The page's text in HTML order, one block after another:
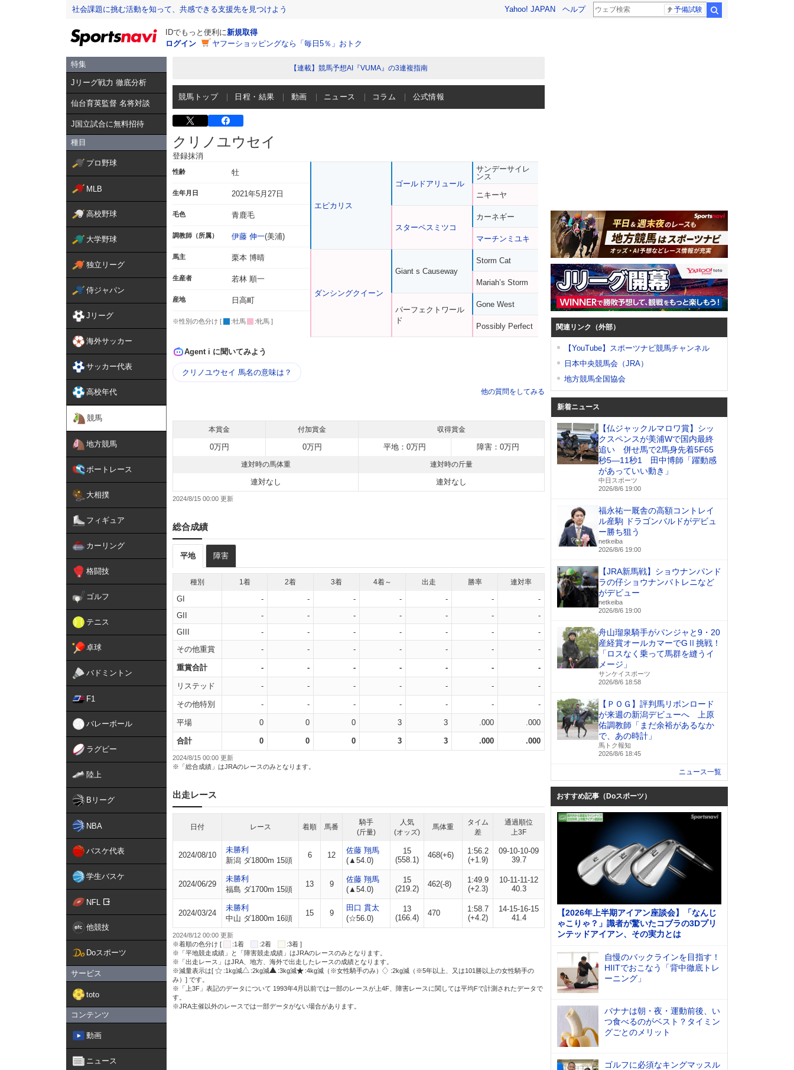
社会課題に挑む活動を知って、共感できる支援先を見つけよう Yahoo! JAPAN ヘルプ 予備試験
IDでもっと便利に新規取得
ログイン
ヤフーショッピングなら「毎日5％」おトク
特集
Jリーグ戦力 徹底分析
仙台育英監督 名将対談
J国立試合に無料招待
種目
プロ野球
MLB
高校野球
大学野球
独立リーグ
侍ジャパン
Jリーグ
海外サッカー
サッカー代表
高校年代
競馬
地方競馬
ボートレース
大相撲
フィギュア
カーリング
格闘技
ゴルフ
テニス
卓球
バドミントン
F1
バレーボール
ラグビー
陸上
Bリーグ
NBA
バスケ代表
学生バスケ
NFL
他競技
Doスポーツ
サービス
toto
コンテンツ
動画
ニュース
【連載】競馬予想AI『VUMA』の3連複指南
競馬トップ 日程・結果 動画 ニュース コラム 公式情報
クリノユウセイ
登録抹消
性齢 牡
生年月日 2021年5月27日
毛色 青鹿毛
調教師（所属） 伊藤 伸一(美浦)
馬主 栗本 博晴
生産者 若林 順一
産地 日高町
※性別の色分け [ :牡馬 :牝馬 ]
エピカリス
ダンシングクイーン
ゴールドアリュール
スターペスミツコ
Giant s Causeway
パーフェクトワール
ド
サンデーサイレ
ンス
ニキーヤ
カーネギー
マーチンミユキ
Storm Cat
Mariah’s Storm
Gone West
Possibly Perfect
Agent i に聞いてみよう
クリノユウセイ 馬名の意味は？
他の質問をしてみる
本賞金 付加賞金 収得賞金
0万円 0万円 平地：0万円 障害：0万円
連対時の馬体重 連対時の斤量
連対なし 連対なし
2024/8/15 00:00
総合成績
平地 障害
種別 1着 2着 3着 4着～ 出走 勝率 連対率
GI - - - - - -
-
GII
- - - - - -
-
GIII
- - - - - -
-
その他重賞
- - - - - - -
重賞合計 - - - - - - -
リステッド - - - - - - -
その他特別 - - - - - - -
平場 0 0 0 3 3 .000 .000
合計 0 0 0 3 3 .000 .000
2024/8/15 00:00 更新
※「総合成績」はJRAのレースのみとなります。
出走レース
日付 レース 着順 馬番
騎手
(斤量)
人気
(オッズ)
馬体重
タイム
差
通過順位
上3F
2024/08/10
未勝利
新潟 ダ1800m 15頭
6 12
佐藤 翔馬
(▲54.0)
15
(558.1)
468(+6)
1:56.2
(+1.9)
09-10-10-09
39.7
2024/06/29
未勝利
福島 ダ1700m 15頭
13 9
佐藤 翔馬
(▲54.0)
15
(219.2)
462(-8)
1:49.9
(+2.3)
10-11-11-12
40.3
2024/03/24
未勝利
中山 ダ1800m 16頭
15 9
田口 貫太
(☆56.0)
13
(166.4)
470
1:58.7
(+4.2)
14-15-16-15
41.4
2024/8/12 00:00 更新
※着順の色分け [
:1着 :2着
:3着 ]
※「平地競走成績」と「障害競走成績」はJRAのレースのみとなります。
※「出走レース」はJRA、地方、海外で出走したレースの成績となります。
※減量表示は[
:1kg減 :2kg減 :3kg減 :4kg減（※女性騎手のみ）
:2kg減（※5年以上、又は101勝以上の女性騎手の
み）] です。
※「上3F」表記のデータについて 1993年4月以前では一部のレースが上4F、障害レースに関しては平均Fで計測されたデータで
す。
※JRA主催以外のレースでは一部データがない場合があります。
関連リンク（外部）
【YouTube】スポーツナビ競馬チャンネル
日本中央競馬会（JRA）
地方競馬全国協会
新着ニュース
【仏ジャックルマロワ賞】シッ
クスペンスが美浦Wで国内最終
追い 併せ馬で2馬身先着5F65
秒5―11秒1 田中博師「躍動感
があっていい動き」
中日スポーツ
2026/8/6 19:00
福永祐一厩舎の高額コントレイ
ル産駒 ドラゴンバルドがデビュ
ー勝ち狙う
netkeiba
2026/8/6 19:00
【JRA新馬戦】ショウナンパンド
ラの仔ショウナンバトレニなど
がデビュー
netkeiba
2026/8/6 19:00
舟山瑠泉騎手がパンジャと9・20
産経賞オールカマーでGⅡ挑戦！
「ロスなく乗って馬群を縫うイ
メージ」
サンケイスポーツ
2026/8/6 18:58
【ＰＯＧ】評判馬リボンロード
が来週の新潟デビューへ 上原
佑調教師「まだ余裕があるなか
で、あの時計」
馬トク報知
2026/8/6 18:45
ニュース一覧
おすすめ記事（Doスポーツ）
【2026年上半期アイアン座談会】「なんじ
ゃこりゃ？」識者が驚いたコブラの3Dプリ
ンテッドアイアン、その実力とは
自慢のバックラインを目指す！
HIITでおこなう「背中徹底トレ
ーニング」
バナナは朝・夜・運動前後、い
つ食べるのがベスト？タイミン
グごとのメリット
ゴルフに必須なキングマッスル